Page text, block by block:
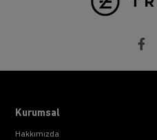
Kurumsal
Hakkımızda